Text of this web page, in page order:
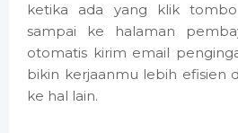
ketika ada yang klik
sampai ke halaman
otomatis kirim email
bikin kerjaanmu lebih efisien
ke hal lain.